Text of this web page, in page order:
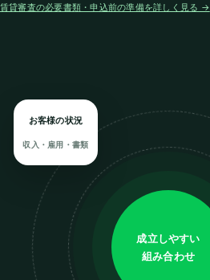
成立しやすい
組み合わせ
お客様の状況
収入・雇用・書類
賃貸審査の必要書類・申込前の準備を詳しく見る →